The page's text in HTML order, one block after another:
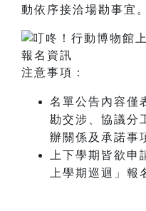
動依序接洽場勘事宜。
注意事項：
名單公告內容僅
勘交涉、協議分
辦關係及承諾事
上下學期皆欲
上學期巡迴」報